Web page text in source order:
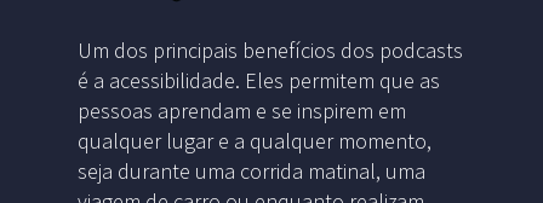
Um dos principais benefícios dos podcasts
é a acessibilidade. Eles permitem que as
pessoas aprendam e se inspirem em
qualquer lugar e a qualquer momento,
seja durante uma corrida matinal, uma